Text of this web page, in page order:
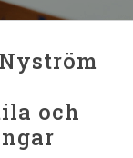
och